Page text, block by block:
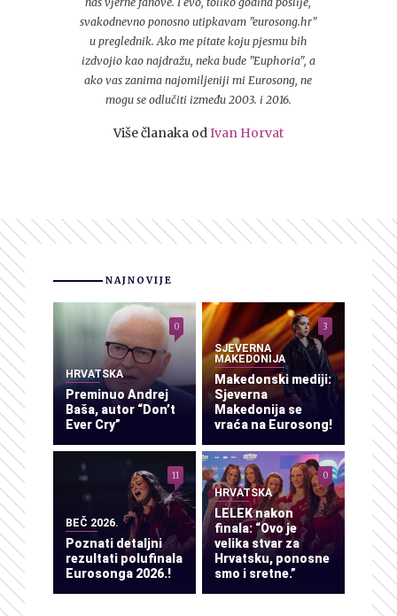
svakodnevno ponosno utipkavam "eurosong.hr"
u preglednik. Ako me pitate koju pjesmu bih
izdvojio kao najdražu, neka bude "Euphoria", a
ako vas zanima najomiljeniji mi Eurosong, ne
mogu se odlučiti između 2003. i 2016.
Više članaka odIvan Horvat
NAJNOVIJE
HRVATSKA
Preminuo Andrej
Baša, autor “Don’t
Ever Cry”
0
SJEVERNA
MAKEDONIJA
Makedonski mediji:
Sjeverna
Makedonija se
vraća na Eurosong!
3
BEČ 2026.
Poznati detaljni
rezultati polufinala
Eurosonga 2026.!
11
HRVATSKA
LELEK nakon
finala: “Ovo je
velika stvar za
Hrvatsku, ponosne
smo i sretne.”
0